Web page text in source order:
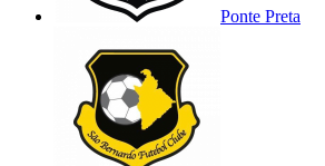
Ponte Preta